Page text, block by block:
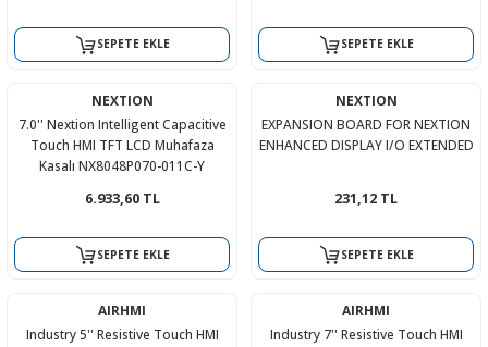
SEPETE EKLE SEPETE EKLE
NEXTION
7.0'' Nextion Intelligent Capacitive
Touch HMI TFT LCD Muhafaza
Kasalı NX8048P070-011C-Y
6.933,60 TL
SEPETE EKLE
NEXTION
EXPANSION BOARD FOR NEXTION
ENHANCED DISPLAY I/O EXTENDED
231,12 TL
SEPETE EKLE
AIRHMI
Industry 5'' Resistive Touch HMI
AIRHMI
Industry 7'' Resistive Touch HMI